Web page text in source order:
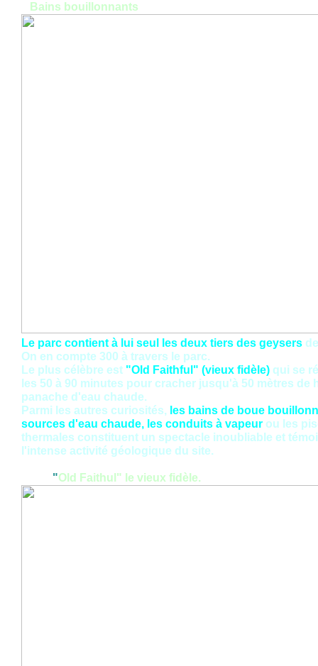
Bains bouillonnants
Le parc contient à lui seul les deux tiers des geysers
On en compte 300 à travers le parc.
Le plus célèbre est "Old Faithful" (vieux fidèle) qui se
les 50 à 90 minutes pour cracher jusqu'à 50 mètres de
panache d'eau chaude.
Parmi les autres curiosités, les bains de boue
sources d'eau chaude, les conduits à vapeur ou les
thermales constituent un spectacle inoubliable et
l'intense activité géologique du site.
"Old Faithul" le vieux fidèle.